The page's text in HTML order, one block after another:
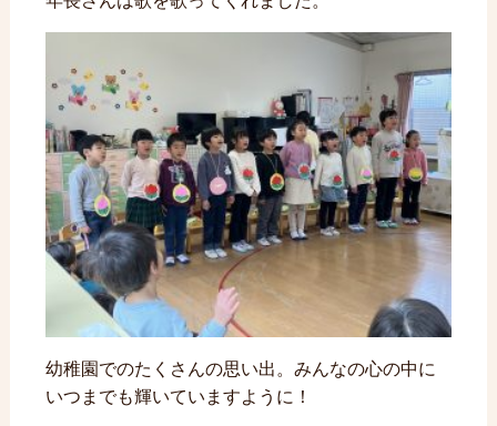
幼稚園でのたくさんの思い出。みんなの心の中に
いつまでも輝いていますように！